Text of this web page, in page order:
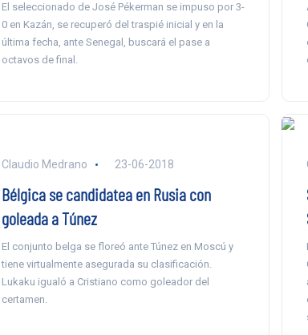
El seleccionado de José Pékerman se impuso por 3-
0 en Kazán, se recuperó del traspié inicial y en la
última fecha, ante Senegal, buscará el pase a
octavos de final.
Claudio Medrano 23-06-2018
Bélgica se candidatea en Rusia con
goleada a Túnez
El conjunto belga se floreó ante Túnez en Moscú y
tiene virtualmente asegurada su clasificación.
Lukaku igualó a Cristiano como goleador del
certamen.